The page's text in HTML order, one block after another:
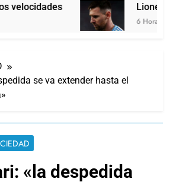
velocidades Lionel
6 Horas
se va extender hasta el
«la despedida